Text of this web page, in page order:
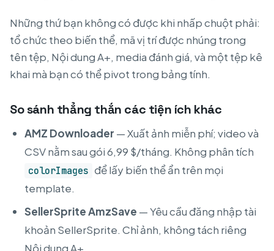
Những thứ bạn không có được khi nhấp chuột phải:
tổ chức theo biến thể, mã vị trí được nhúng trong
tên tệp, Nội dung A+, media đánh giá, và một tệp kê
khai mà bạn có thể pivot trong bảng tính.
So sánh thẳng thắn các tiện ích khác
AMZ Downloader — Xuất ảnh miễn phí; video và
CSV nằm sau gói 6,99 $/tháng. Không phân tích
colorImages để lấy biến thể ẩn trên mọi
template.
SellerSprite AmzSave — Yêu cầu đăng nhập tài
khoản SellerSprite. Chỉ ảnh, không tách riêng
Nội dung A+.